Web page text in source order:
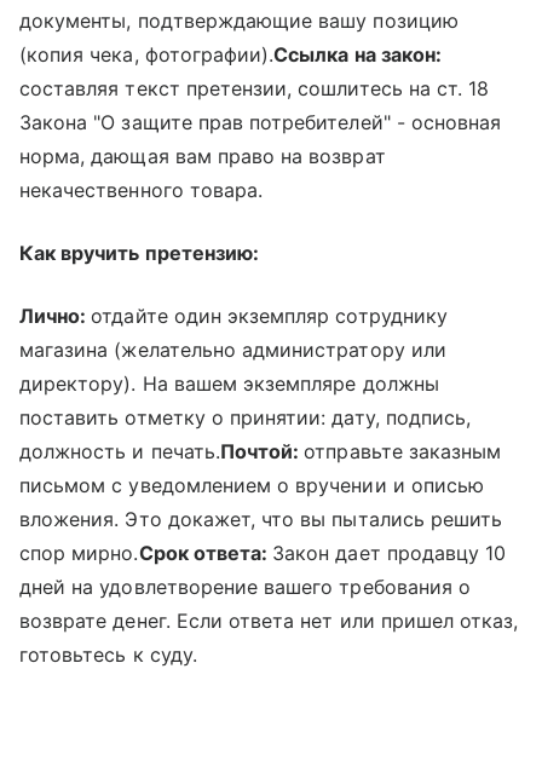
документы, подтверждающие вашу позицию
(копия чека, фотографии).Ссылка на закон:
составляя текст претензии, сошлитесь на ст. 18
Закона "О защите прав потребителей" - основная
норма, дающая вам право на возврат
некачественного товара.
Как вручить претензию:
Лично:отдайте один экземпляр сотруднику
магазина (желательно администратору или
директору). На вашем экземпляре должны
поставить отметку о принятии: дату, подпись,
должность и печать.Почтой:отправьте заказным
письмом с уведомлением о вручении и описью
вложения. Это докажет, что вы пытались решить
спор мирно.Срок ответа: Закон дает продавцу 10
дней на удовлетворение вашего требования о
возврате денег. Если ответа нет или пришел отказ,
готовьтесь к суду.